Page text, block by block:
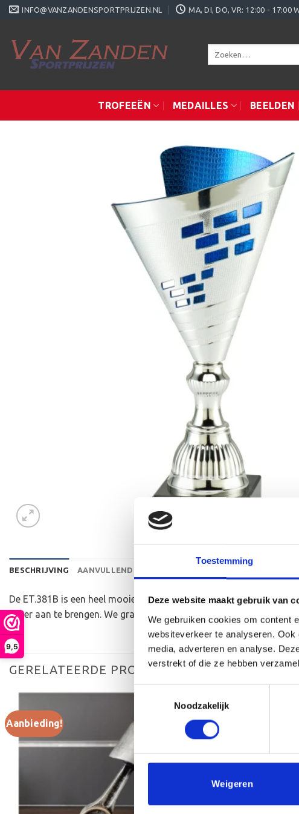
Toestemming
Deze website maakt gebruik van
We gebruiken cookies om content
websiteverkeer te analyseren.
media, adverteren en analyse.
verstrekt of die ze hebben
Toestemmingsselectie
Noodzakelijk
Weigeren
9,5
Ga
INFO@VANZANDENSPORTPRIJZEN.NL MA, DI, DO, VR: 12:00 - 17:00
Zoeken
TROFEEËN MEDAILLES BEELDEN
BESCHRIJVING AANVULLENDE INFORMATIE
De ET.381B is een heel mooie trofee die zeer geschikt is voor
beker aan te brengen. We graveren de tekst gecentreerd op een
GERELATEERDE PRODUCTEN
Aanbieding!
aan
verlanglijst
Aanbieding!